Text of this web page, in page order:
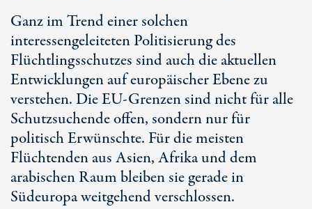
Ganz im Trend einer solchen
interessengeleiteten Politisierung des
Flüchtlingsschutzes sind auch die aktuellen
Entwicklungen auf europäischer Ebene zu
verstehen. Die EU-Grenzen sind nicht für alle
Schutzsuchende offen, sondern nur für
politisch Erwünschte. Für die meisten
Flüchtenden aus Asien, Afrika und dem
arabischen Raum bleiben sie gerade in
Südeuropa weitgehend verschlossen.